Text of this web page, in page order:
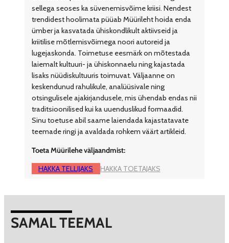
sellega seoses ka süvenemisvõime kriisi. Nendest
trendidest hoolimata püüab Müürileht hoida enda
ümber ja kasvatada ühiskondlikult aktiivseid ja
kriitilise mõtlemisvõimega noori autoreid ja
lugejaskonda. Toimetuse eesmärk on mõtestada
laiemalt kultuuri- ja ühiskonnaelu ning kajastada
lisaks nüüdiskultuuris toimuvat. Väljaanne on
keskendunud rahulikule, analüüsivale ning
otsingulisele ajakirjandusele, mis ühendab endas nii
traditsioonilised kui ka uuenduslikud formaadid.
Sinu toetuse abil saame laiendada kajastatavate
teemade ringi ja avaldada rohkem väärt artikleid.
Toeta Müürilehe väljaandmist:
HAKKA TELLIJAKS HAKKA TOETAJAKS
SAMAL TEEMAL